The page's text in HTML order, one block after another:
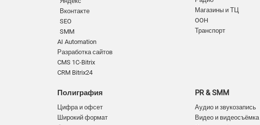
Вконтакте
SEO
SMM
AI Automation
Разработка сайтов
CMS 1C-Bitrix
CRM Bitrix24
Полиграфия
Цифра и офсет
Широкий формат
Магазины и ТЦ
OOH
Транспорт
PR & SMM
Аудио и звукозапись
Видео и видеосъёмка